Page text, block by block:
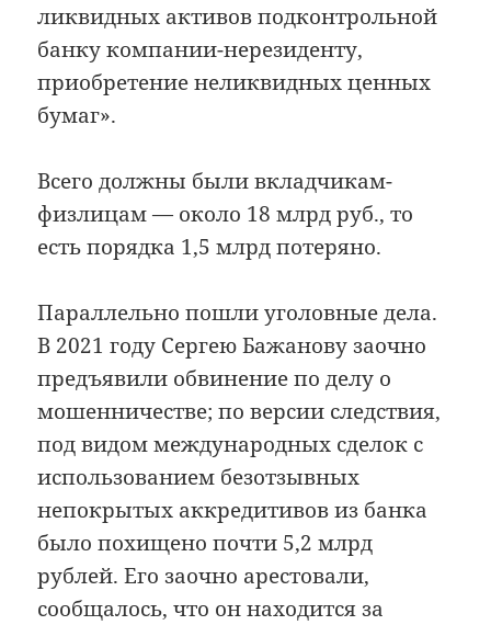
ликвидных активов подконтрольной
банку компании-нерезиденту,
приобретение неликвидных ценных
бумаг».
Всего должны были вкладчикам-
физлицам — около 18 млрд руб., то
есть порядка 1,5 млрд потеряно.
Параллельно пошли уголовные дела.
В 2021 году Сергею Бажанову заочно
предъявили обвинение по делу о
мошенничестве; по версии следствия,
под видом международных сделок с
использованием безотзывных
непокрытых аккредитивов из банка
было похищено почти 5,2 млрд
рублей. Его заочно арестовали,
сообщалось, что он находится за